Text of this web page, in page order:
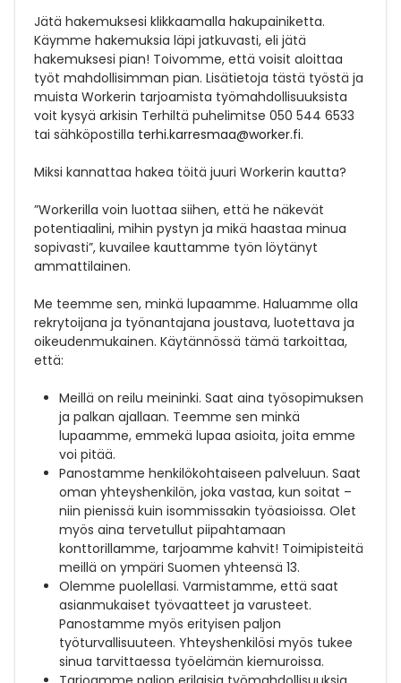
Jätä hakemuksesi klikkaamalla hakupainiketta.
Käymme hakemuksia läpi jatkuvasti, eli jätä
hakemuksesi pian! Toivomme, että voisit aloittaa
työt mahdollisimman pian. Lisätietoja tästä työstä ja
muista Workerin tarjoamista työmahdollisuuksista
voit kysyä arkisin Terhiltä puhelimitse 050 544 6533
tai sähköpostilla terhi.karresmaa@worker.fi.
Miksi kannattaa hakea töitä juuri Workerin kautta?
”Workerilla voin luottaa siihen, että he näkevät
potentiaalini, mihin pystyn ja mikä haastaa minua
sopivasti”, kuvailee kauttamme työn löytänyt
ammattilainen.
Me teemme sen, minkä lupaamme. Haluamme olla
rekrytoijana ja työnantajana joustava, luotettava ja
oikeudenmukainen. Käytännössä tämä tarkoittaa,
että:
Meillä on reilu meininki. Saat aina työsopimuksen
ja palkan ajallaan. Teemme sen minkä
lupaamme, emmekä lupaa asioita, joita emme
voi pitää.
Panostamme henkilökohtaiseen palveluun. Saat
oman yhteyshenkilön, joka vastaa, kun soitat –
niin pienissä kuin isommissakin työasioissa. Olet
myös aina tervetullut piipahtamaan
konttorillamme, tarjoamme kahvit! Toimipisteitä
meillä on ympäri Suomen yhteensä 13.
Olemme puolellasi. Varmistamme, että saat
asianmukaiset työvaatteet ja varusteet.
Panostamme myös erityisen paljon
työturvallisuuteen. Yhteyshenkilösi myös tukee
sinua tarvittaessa työelämän kiemuroissa.